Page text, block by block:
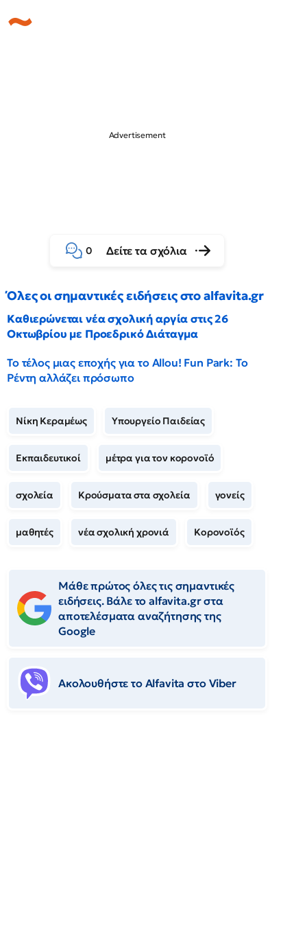
0 Δείτε τα σχόλια
Όλες οι σημαντικές ειδήσεις στο alfavita.gr
Καθιερώνεται νέα σχολική αργία στις 26
Οκτωβρίου με Προεδρικό Διάταγμα
Το τέλος μιας εποχής για το Allou! Fun Park: Το
Ρέντη αλλάζει πρόσωπο
Νίκη Κεραμέως Υπουργείο Παιδείας
Εκπαιδευτικοί μέτρα για τον κορονοϊό
σχολεία Κρούσματα στα σχολεία γονείς
μαθητές νέα σχολική χρονιά Κορονοϊός
Μάθε πρώτος όλες τις σημαντικές
ειδήσεις. Βάλε το alfavita.gr στα
αποτελέσματα αναζήτησης της
Google
Ακολουθήστε το Αlfavita στο Viber